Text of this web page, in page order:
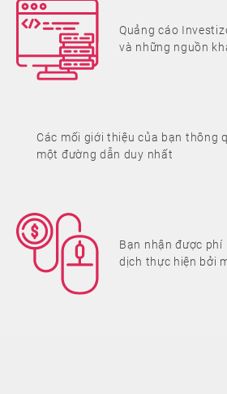
Quảng cáo
và những nguồn
Các mối giới thiệu của bạn thông
một đường dẫn duy nhất
Bạn nhận được
dịch thực hiện bởi